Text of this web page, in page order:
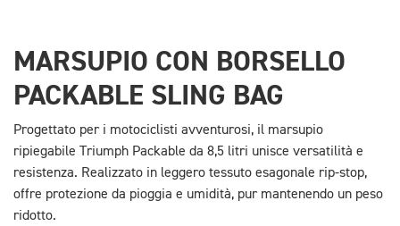
MARSUPIO CON BORSELLO
PACKABLE SLING BAG
Progettato per i motociclisti avventurosi, il marsupio
ripiegabile Triumph Packable da 8,5 litri unisce versatilità e
resistenza. Realizzato in leggero tessuto esagonale rip-stop,
offre protezione da pioggia e umidità, pur mantenendo un peso
ridotto.